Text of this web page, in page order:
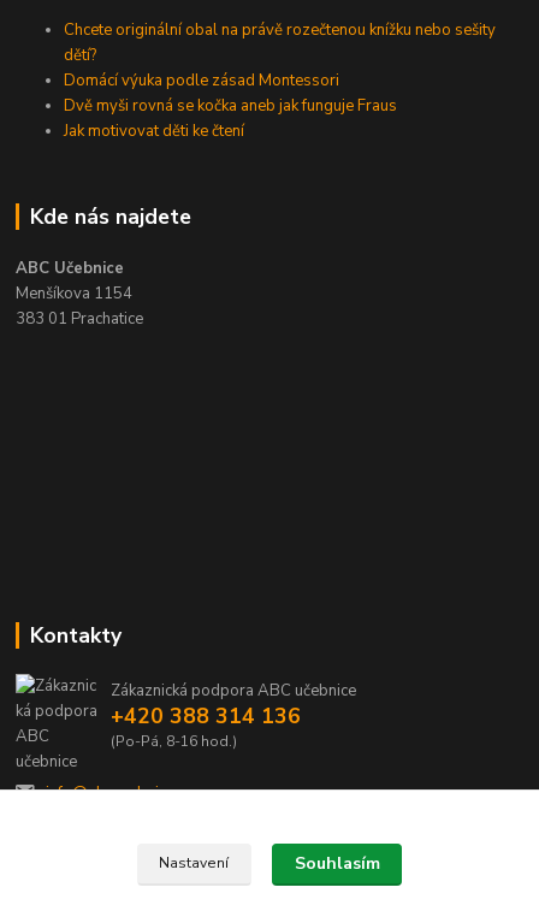
Chcete originální obal na právě rozečtenou knížku nebo sešity
dětí?
Domácí výuka podle zásad Montessori
Dvě myši rovná se kočka aneb jak funguje Fraus
Jak motivovat děti ke čtení
Kde nás najdete
ABC Učebnice
Menšíkova 1154
383 01 Prachatice
Kontakty
Zákaznická podpora ABC učebnice
+420 388 314 136
(Po-Pá, 8-16 hod.)
info@abcucebnice.cz
Nastavení Souhlasím